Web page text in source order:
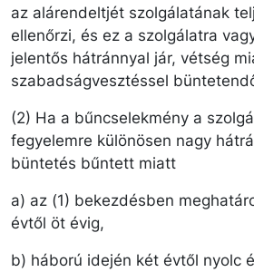
az alárendeltjét szolgálatának
ellenőrzi, és ez a szolgálatra
jelentős hátránnyal jár, vétség
szabadságvesztéssel
(2) Ha a bűncselekmény a
fegyelemre különösen nagy
büntetés bűntett miatt
a) az (1) bekezdésben
évtől öt évig,
b) háború idején két évtől nyolc